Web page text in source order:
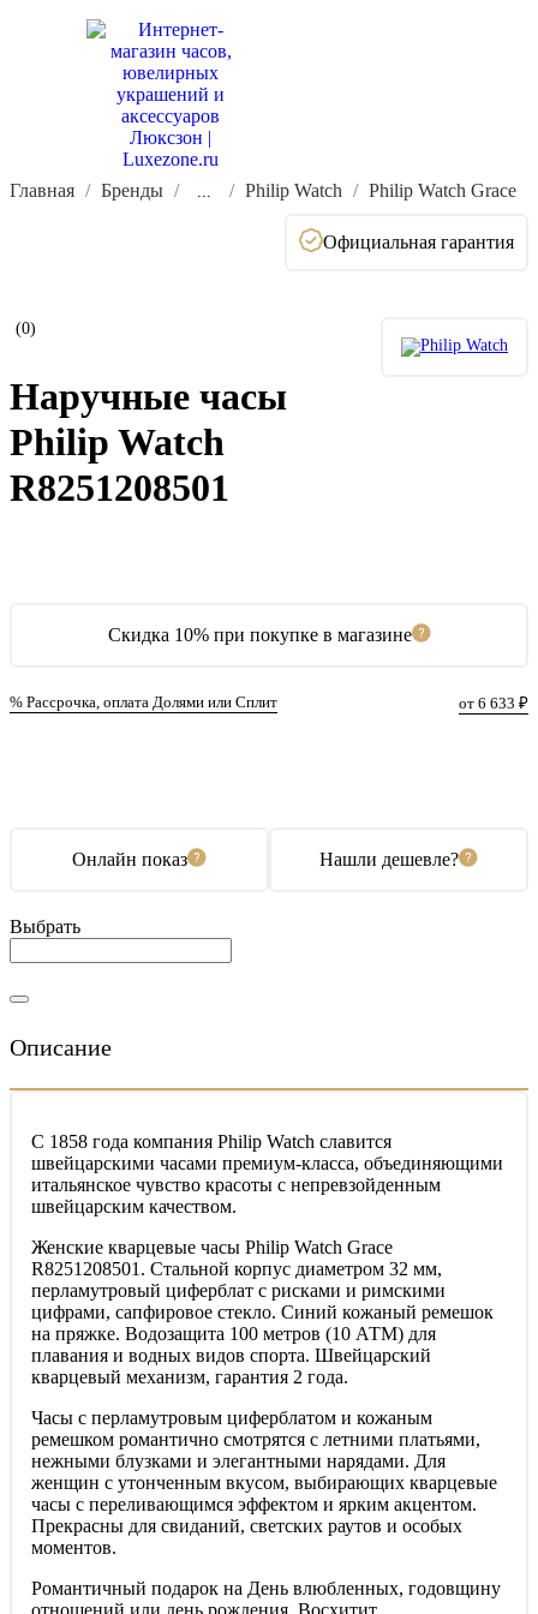
Главная Бренды ... Philip Watch Philip Watch Grace
Официальная гарантия
(0)
Скидка 10% при покупке в магазине
% Рассрочка, оплата Долями или Сплит от 6 633 ₽
Наручные часы
Philip Watch
R8251208501
Онлайн показ Нашли дешевле?
Выбрать
Описание
С 1858 года компания Philip Watch славится
швейцарскими часами премиум-класса, объединяющими
итальянское чувство красоты с непревзойденным
швейцарским качеством.
Женские кварцевые часы Philip Watch Grace
R8251208501. Стальной корпус диаметром 32 мм,
перламутровый циферблат с рисками и римскими
цифрами, сапфировое стекло. Синий кожаный ремешок
на пряжке. Водозащита 100 метров (10 АТМ) для
плавания и водных видов спорта. Швейцарский
кварцевый механизм, гарантия 2 года.
Часы с перламутровым циферблатом и кожаным
ремешком романтично смотрятся с летними платьями,
нежными блузками и элегантными нарядами. Для
женщин с утонченным вкусом, выбирающих кварцевые
часы с переливающимся эффектом и ярким акцентом.
Прекрасны для свиданий, светских раутов и особых
моментов.
Романтичный подарок на День влюбленных, годовщину